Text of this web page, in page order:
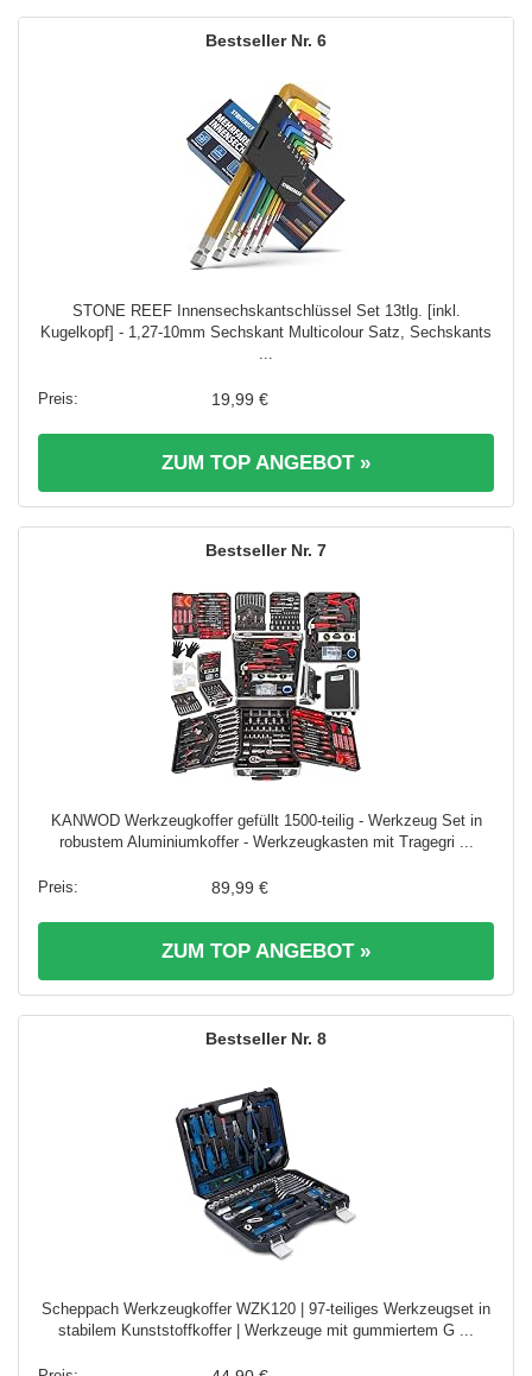
6
STONE REEF Innensechskantschlüssel Set 13tlg. [inkl.
Kugelkopf] - 1,27-10mm Sechskant Multicolour Satz, Sechskants
...
19,99 €
ZUM TOP ANGEBOT »
7
KANWOD Werkzeugkoffer gefüllt 1500-teilig - Werkzeug Set in
robustem Aluminiumkoffer - Werkzeugkasten mit Tragegri ...
89,99 €
ZUM TOP ANGEBOT »
8
Scheppach Werkzeugkoffer WZK120 | 97-teiliges Werkzeugset in
stabilem Kunststoffkoffer | Werkzeuge mit gummiertem G ...